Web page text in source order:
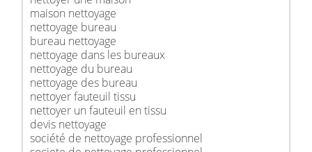
maison nettoyage
nettoyage bureau
bureau nettoyage
nettoyage dans les bureaux
nettoyage du bureau
nettoyage des bureau
nettoyer fauteuil tissu
nettoyer un fauteuil en tissu
devis nettoyage
société de nettoyage professionnel